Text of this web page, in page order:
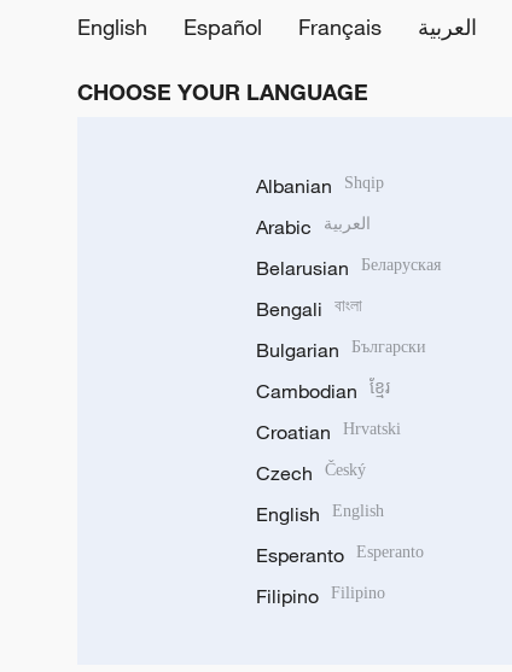
English
Español Français العربية
CHOOSE YOUR LANGUAGE
Albanian Shqip
Arabic العربية
Belarusian Беларуская
Bengali বাংলা
Bulgarian Български
Cambodian ខ្មែរ
Croatian Hrvatski
Czech Český
English English
Esperanto Esperanto
Filipino Filipino